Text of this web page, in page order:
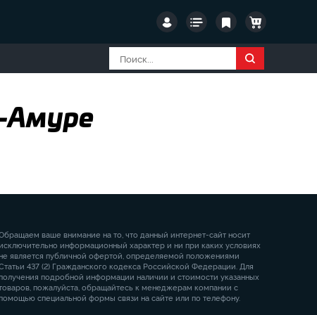
Амуре
ваше внимание на то, что данный интернет-сайт носит
информационный характер и ни при каких условиях
является публичной офертой, определяемой положениями
437 (2) Гражданского кодекса Российской Федерации. Для
подробной информации наличии и стоимости указанных
пожалуйста, обращайтесь к менеджерам компании с
специальной формы связи на сайте или по телефону.